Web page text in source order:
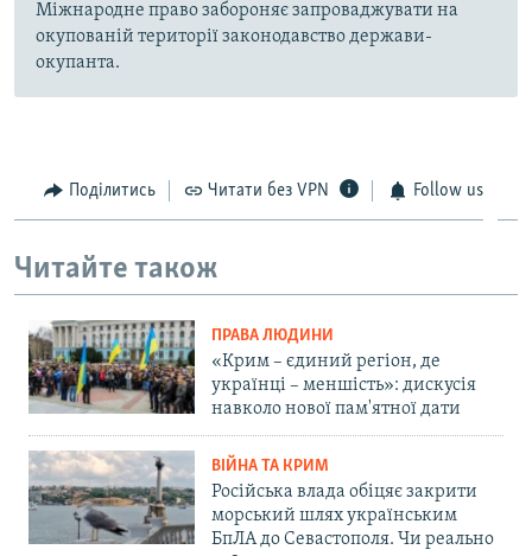
Міжнародне право забороняє запроваджувати на
окупованій території законодавство держави-
окупанта.
Поділитись Читати без VPN Follow us
Читайте також
ПРАВА ЛЮДИНИ
«Крим – єдиний регіон, де
українці – меншість»: дискусія
навколо нової пам'ятної дати
ВІЙНА ТА КРИМ
Російська влада обіцяє закрити
морський шлях українським
БпЛА до Севастополя. Чи реально